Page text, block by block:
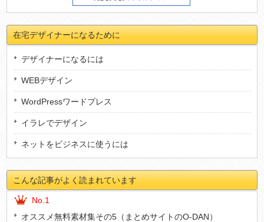
在宅デザイナーになるために
デザイナーになるには
WEBデザイン
WordPressワードプレス
イラレでデザイン
ネットをビジネスに使うには
こんな記事がよく読まれています
No.1
オススメ無料素材集その5（まとめサイトのO-DAN）